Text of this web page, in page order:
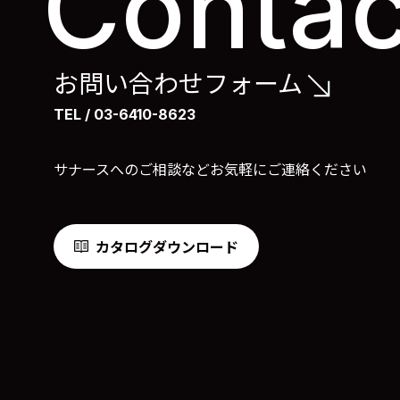
お問い合わせフォーム
TEL / 03-6410-8623
サナースへのご相談などお気軽にご連絡ください
カタログダウンロード